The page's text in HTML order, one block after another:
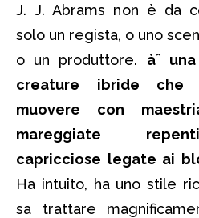
J. J. Abrams non è da
solo un regista, o uno
o un produttore. àˆ
creature ibride che
muovere con
mareggiate
capricciose legate ai
Ha intuito, ha uno stile
sa trattare